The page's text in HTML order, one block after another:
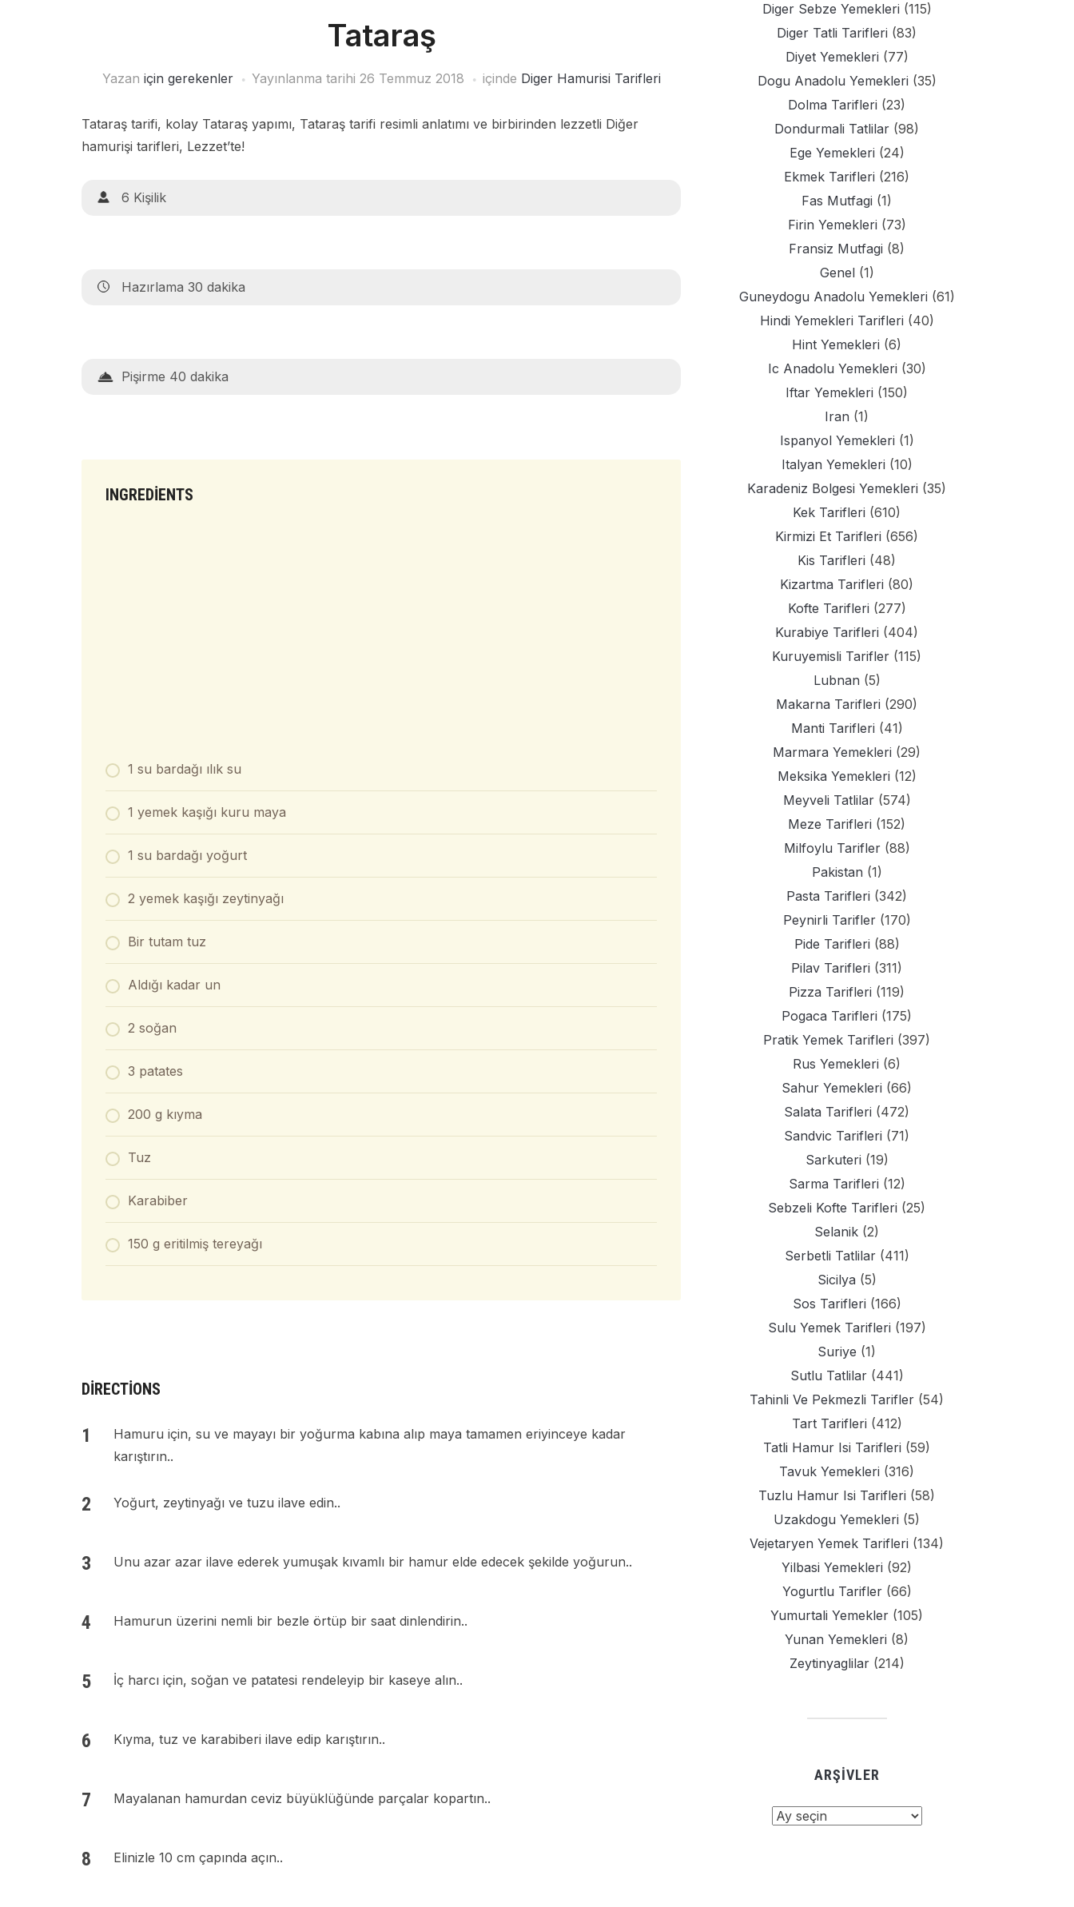
Tataraş
Yazan için gerekenler Yayınlanma tarihi 26 Temmuz 2018 içinde Diger Hamurisi Tarifleri
Tataraş tarifi, kolay Tataraş yapımı, Tataraş tarifi resimli anlatımı ve birbirinden lezzetli Diğer
hamurişi tarifleri, Lezzet’te!
6 Kişilik
Hazırlama 30 dakika
Pişirme 40 dakika
INGREDIENTS
1 su bardağı ılık su
1 yemek kaşığı kuru maya
1 su bardağı yoğurt
2 yemek kaşığı zeytinyağı
Bir tutam tuz
Aldığı kadar un
2 soğan
3 patates
200 g kıyma
Tuz
Karabiber
150 g eritilmiş tereyağı
DIRECTIONS
Hamuru için, su ve mayayı bir yoğurma kabına alıp maya tamamen eriyinceye kadar
karıştırın..
Yoğurt, zeytinyağı ve tuzu ilave edin..
Unu azar azar ilave ederek yumuşak kıvamlı bir hamur elde edecek şekilde yoğurun..
Hamurun üzerini nemli bir bezle örtüp bir saat dinlendirin..
İç harcı için, soğan ve patatesi rendeleyip bir kaseye alın..
Kıyma, tuz ve karabiberi ilave edip karıştırın..
Mayalanan hamurdan ceviz büyüklüğünde parçalar kopartın..
Elinizle 10 cm çapında açın..
Diger Sebze Yemekleri (115)
Diger Tatli Tarifleri (83)
Diyet Yemekleri (77)
Dogu Anadolu Yemekleri (35)
Dolma Tarifleri (23)
Dondurmali Tatlilar (98)
Ege Yemekleri (24)
Ekmek Tarifleri (216)
Fas Mutfagi (1)
Firin Yemekleri (73)
Fransiz Mutfagi (8)
Genel(1)
Guneydogu Anadolu Yemekleri (61)
Hindi Yemekleri Tarifleri (40)
Hint Yemekleri (6)
Ic Anadolu Yemekleri (30)
Iftar Yemekleri (150)
Iran (1)
Ispanyol Yemekleri (1)
Italyan Yemekleri (10)
Karadeniz Bolgesi Yemekleri (35)
Kek Tarifleri (610)
Kirmizi Et Tarifleri (656)
Kis Tarifleri (48)
Kizartma Tarifleri (80)
Kofte Tarifleri (277)
Kurabiye Tarifleri (404)
Kuruyemisli Tarifler (115)
Lubnan (5)
Makarna Tarifleri (290)
Manti Tarifleri (41)
Marmara Yemekleri (29)
Meksika Yemekleri (12)
Meyveli Tatlilar(574)
Meze Tarifleri (152)
Milfoylu Tarifler(88)
Pakistan (1)
Pasta Tarifleri (342)
Peynirli Tarifler(170)
Pide Tarifleri (88)
Pilav Tarifleri (311)
Pizza Tarifleri (119)
Pogaca Tarifleri (175)
Pratik Yemek Tarifleri (397)
Rus Yemekleri (6)
Sahur Yemekleri (66)
Salata Tarifleri (472)
Sandvic Tarifleri (71)
Sarkuteri (19)
Sarma Tarifleri (12)
Sebzeli Kofte Tarifleri (25)
Selanik (2)
Serbetli Tatlilar(411)
Sicilya (5)
Sos Tarifleri (166)
Sulu Yemek Tarifleri (197)
Suriye (1)
Sutlu Tatlilar(441)
Tahinli Ve Pekmezli Tarifler (54)
Tart Tarifleri (412)
Tatli Hamur Isi Tarifleri (59)
Tavuk Yemekleri (316)
Tuzlu Hamur Isi Tarifleri (58)
Uzakdogu Yemekleri (5)
Vejetaryen Yemek Tarifleri (134)
Yilbasi Yemekleri (92)
Yogurtlu Tarifler(66)
Yumurtali Yemekler (105)
Yunan Yemekleri (8)
Zeytinyaglilar(214)
ARŞIVLER